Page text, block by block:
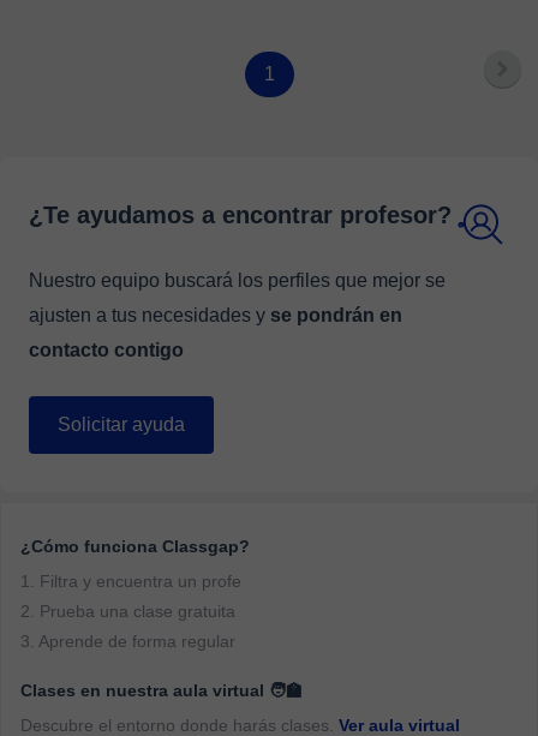
1
¿Te ayudamos a encontrar profesor?
Nuestro equipo buscará los perfiles que mejor se
ajusten a tus necesidades y se pondrán en
contacto contigo
Solicitar ayuda
¿Cómo funciona Classgap?
1. Filtra y encuentra un profe
2. Prueba una clase gratuita
3. Aprende de forma regular
Clases en nuestra aula virtual 🧑‍🏫
Descubre el entorno donde harás clases. Ver aula virtual